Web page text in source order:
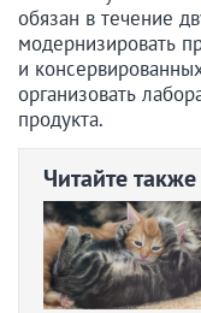
обязан в течение
модернизировать
и
организовать
продукта.
Читайте также